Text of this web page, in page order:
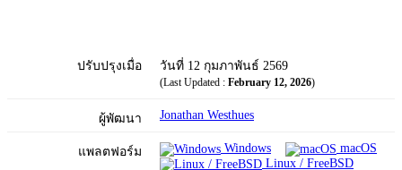
ปรับปรุงเมื่อ วันที่ 12 กุมภาพันธ์ 2569
(Last Updated : February 12, 2026)
ผู้พัฒนา Jonathan Westhues
แพลตฟอร์ม Windows
macOS
Linux / FreeBSD